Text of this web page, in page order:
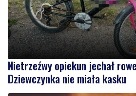
Nietrzeźwy opiekun jechał
Dziewczynka nie miała kasku